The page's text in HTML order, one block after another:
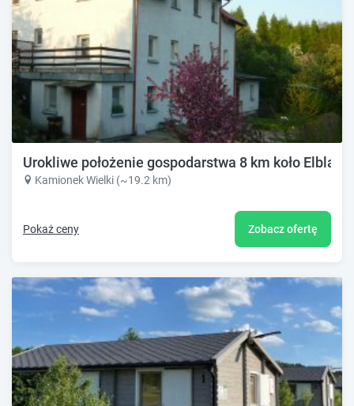
Urokliwe położenie gospodarstwa 8 km koło Elbląga
Kamionek Wielki (~19.2 km)
Pokaż ceny Zobacz ofertę